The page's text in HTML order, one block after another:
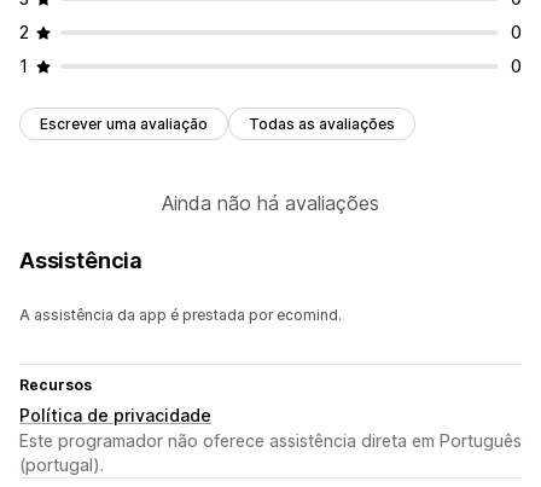
2
0
1
0
Escrever uma avaliação Todas as avaliações
Ainda não há avaliações
Assistência
A assistência da app é prestada por ecomind.
Recursos
Política de privacidade
Este programador não oferece assistência direta em Português
(portugal).